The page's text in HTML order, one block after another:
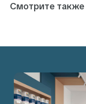
Смотрите также
Пн-Пт: с 10:00 до 18:00
Сб-Вс: выходной